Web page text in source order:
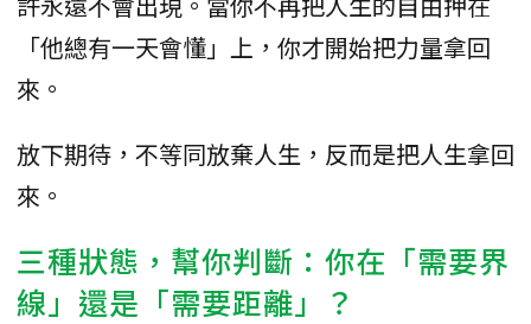
「他總有一天會懂」上，你才開始把力量拿回
來。
放下期待，不等同放棄人生，反而是把人生拿回
來。
三種狀態，幫你判斷：你在「需要界
線」還是「需要距離」？